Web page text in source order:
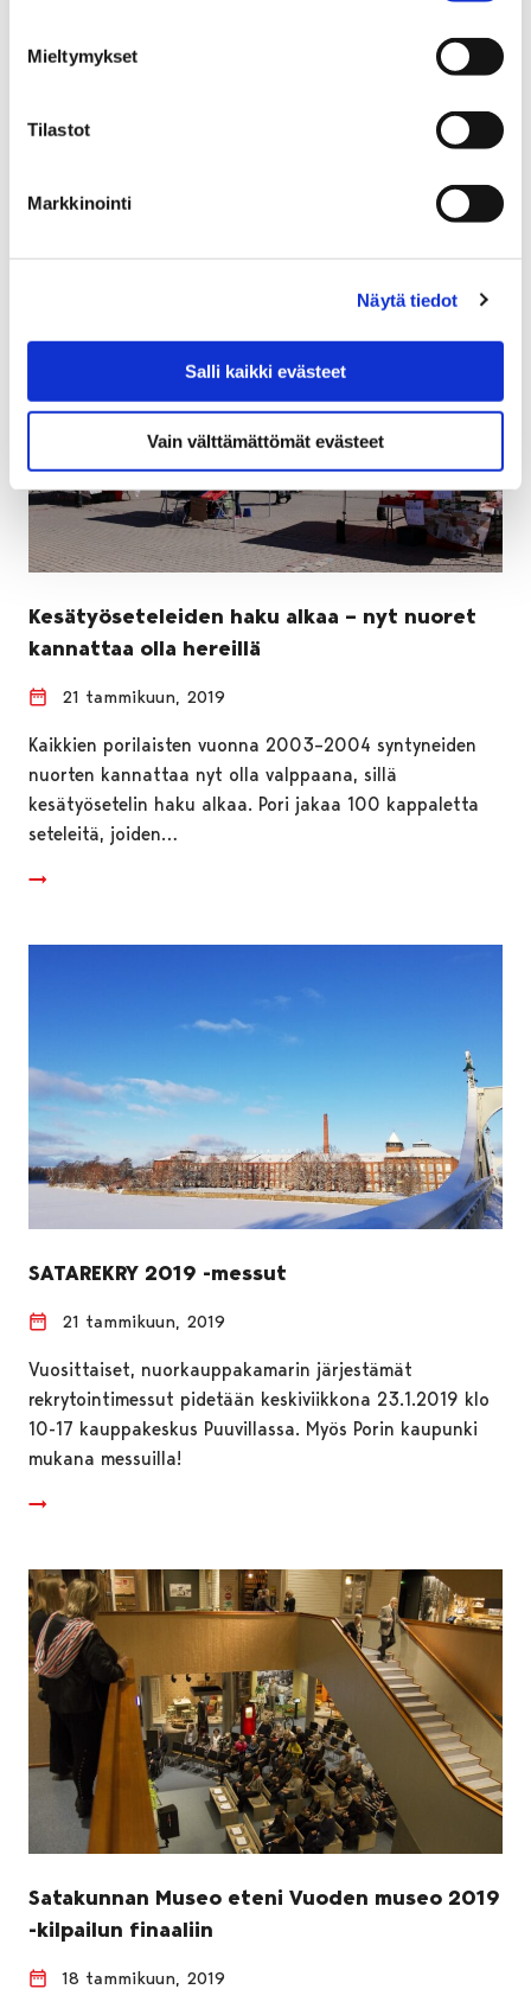
Mieltymykset
Tilastot
Markkinointi
Näytä tiedot
Salli kaikki evästeet
Vain välttämättömät evästeet
Museon rakennusperintöinventointeja ja selvityksiä sekä
suunnittelussa, rakentamisen ohjauksessa,
rakennussuojelussa, korjausrakentamisessa ja muussa
Kesätyöseteleiden haku alkaa – nyt nuoret
kannattaa olla hereillä
21 tammikuun, 2019
Kaikkien porilaisten vuonna 2003–2004 syntyneiden
nuorten kannattaa nyt olla valppaana, sillä
kesätyösetelin haku alkaa. Pori jakaa 100 kappaletta
seteleitä, joiden…
SATAREKRY 2019 -messut
21 tammikuun, 2019
Vuosittaiset, nuorkauppakamarin järjestämät
rekrytointimessut pidetään keskiviikkona 23.1.2019 klo
10-17 kauppakeskus Puuvillassa. Myös Porin kaupunki
mukana messuilla!
Satakunnan Museo eteni Vuoden museo 2019
-kilpailun finaaliin
18 tammikuun, 2019